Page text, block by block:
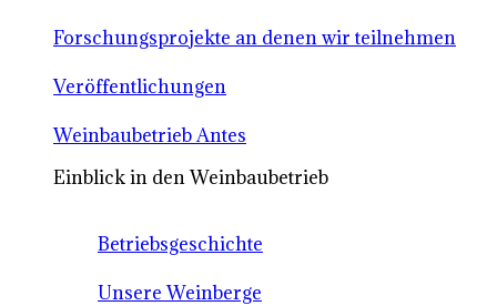
Forschungsprojekte an denen wir teilnehmen
Veröffentlichungen
Weinbaubetrieb Antes
Einblick in den Weinbaubetrieb
Betriebsgeschichte
Unsere Weinberge